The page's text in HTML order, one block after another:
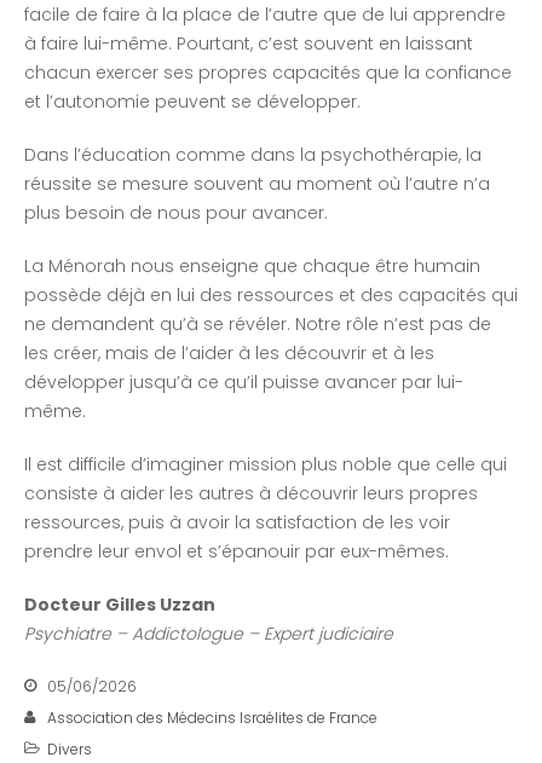
facile de faire à la place de l’autre que de lui apprendre
à faire lui-même. Pourtant, c’est souvent en laissant
chacun exercer ses propres capacités que la confiance
et l’autonomie peuvent se développer.
Dans l’éducation comme dans la psychothérapie, la
réussite se mesure souvent au moment où l’autre n’a
plus besoin de nous pour avancer.
La Ménorah nous enseigne que chaque être humain
possède déjà en lui des ressources et des capacités qui
ne demandent qu’à se révéler. Notre rôle n’est pas de
les créer, mais de l’aider à les découvrir et à les
développer jusqu’à ce qu’il puisse avancer par lui-
même.
Il est difficile d’imaginer mission plus noble que celle qui
consiste à aider les autres à découvrir leurs propres
ressources, puis à avoir la satisfaction de les voir
prendre leur envol et s’épanouir par eux-mêmes.
Docteur Gilles Uzzan
Psychiatre – Addictologue – Expert judiciaire
05/06/2026
Association des Médecins Israélites de France
Divers